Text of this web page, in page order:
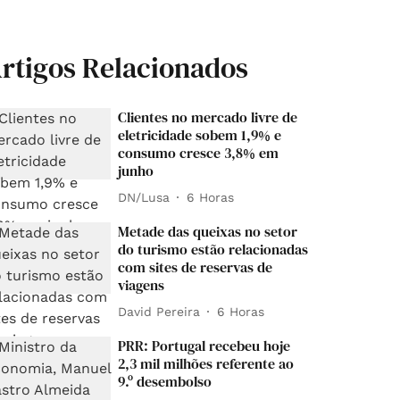
Relacionados
Clientes no mercado livre de
eletricidade sobem 1,9% e
consumo cresce 3,8% em
junho
DN/Lusa 6 Horas
Metade das queixas no setor
do turismo estão relacionadas
com sites de reservas de
viagens
David Pereira 6 Horas
PRR: Portugal recebeu hoje
2,3 mil milhões referente ao
9.º desembolso